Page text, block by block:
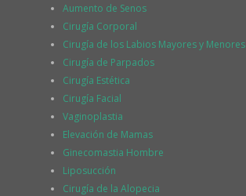
Aumento de Senos
Cirugía Corporal
Cirugía de los Labios Mayores y Menores
Cirugía de Parpados
Cirugía Estética
Cirugía Facial
Vaginoplastia
Elevación de Mamas
Ginecomastia Hombre
Liposucción
Cirugía de la Alopecia